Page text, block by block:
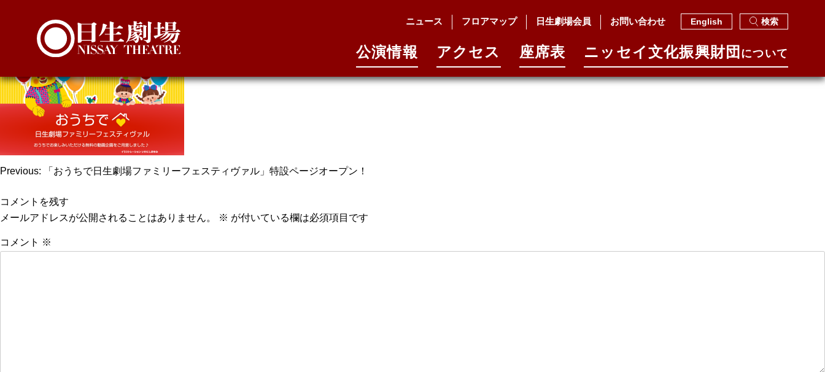
ニュース フロアマップ 日生劇場会員 お問い合わせ English 検索
公演情報 アクセス 座席表 ニッセイ⽂化振興財団 について
おうちFFツイッター用サムネイル
投
ナ
ゲ
Previous: 「おうちで日生劇場ファミリーフェスティヴァル」特設ページオープン！
コメントを残す
メールアドレスが公開されることはありません。
※ が付いている欄は必須項目です
コメント ※